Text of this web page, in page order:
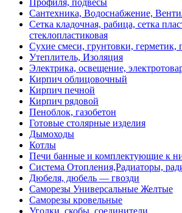
Сантехника, Водоснабжение,
Сетка кладочная, рабица, сетка
стеклопластиковая
Сухие смеси, грунтовки, герметик,
Утеплитель, Изоляция
Электрика, освещение,
Кирпич облицовочный
Кирпич печной
Кирпич рядовой
Пеноблок, газобетон
Готовые столярные изделия
Дымоходы
Котлы
Печи банные и комплектующие к
Система Отопления,Радиаторы,
Дюбеля, дюбель — гвозди
Саморезы Универсальные Желтые
Саморезы кровельные
Уголки, скобы, соединители